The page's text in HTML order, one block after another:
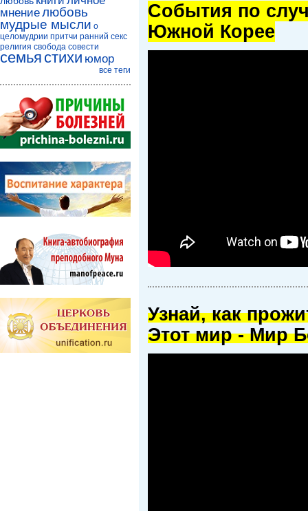
Cобытия по
Южной Корее
Узнай, как
Этот мир - Мир
мнениелюбовь
мудрые мысли о
целомудрии притчи ранний секс
религия свобода совести
семья стихи юмор
все теги